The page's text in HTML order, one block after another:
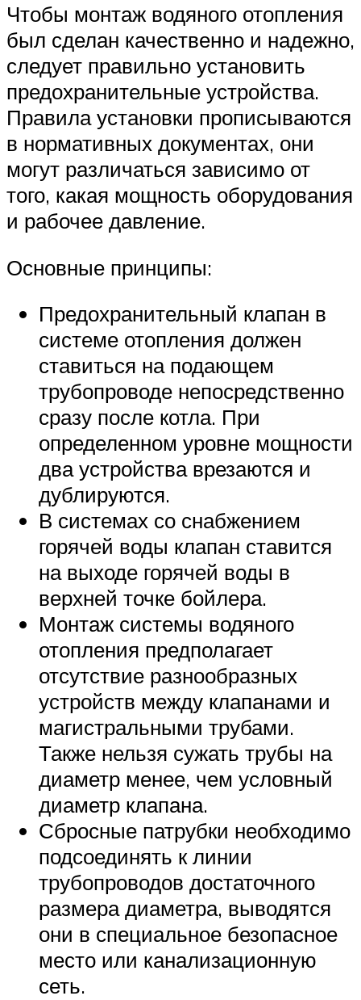
Чтобы монтаж водяного отопления
был сделан качественно и надежно,
следует правильно установить
предохранительные устройства.
Правила установки прописываются
в нормативных документах, они
могут различаться зависимо от
того, какая мощность оборудования
и рабочее давление.
Основные принципы:
Предохранительный клапан в
системе отопления должен
ставиться на подающем
трубопроводе непосредственно
сразу после котла. При
определенном уровне мощности
два устройства врезаются и
дублируются.
В системах со снабжением
горячей воды клапан ставится
на выходе горячей воды в
верхней точке бойлера.
Монтаж системы водяного
отопления предполагает
отсутствие разнообразных
устройств между клапанами и
магистральными трубами.
Также нельзя сужать трубы на
диаметр менее, чем условный
диаметр клапана.
Сбросные патрубки необходимо
подсоединять к линии
трубопроводов достаточного
размера диаметра, выводятся
они в специальное безопасное
место или канализационную
сеть.